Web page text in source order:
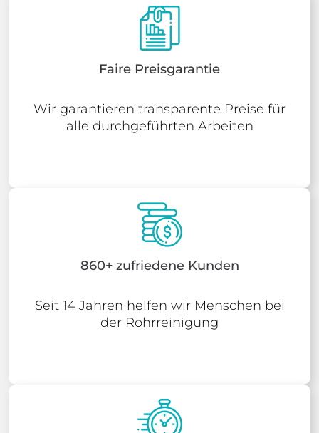
Faire Preisgarantie
Wir garantieren transparente Preise für
alle durchgeführten Arbeiten
860+ zufriedene Kunden
Seit 14 Jahren helfen wir Menschen bei
der Rohrreinigung